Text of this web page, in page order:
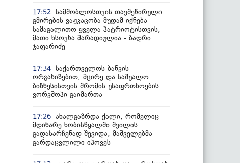
17:52
სამშობლოსთვის თავშეწირული
გმირების ვაჟკაცობა მუდამ იქნება
სამაგალითო ყველა პატრიოტისთვის,
მათი ხსოვნა მარადიულია - ბადრი
ჯაფარიძე
17:34 საქართველოს ბანკის
ორგანიზებით, მცირე და საშუალო
ბიზნესისთვის შრომის უსაფრთხოების
ვორკშოპი გაიმართა
17:26 ახალგაზრდა ქალი, რომელიც
მდინარე ხობისწყალში შვილის
გადასარჩენად შევიდა, მაშველებმა
გარდაცვლილი იპოვეს